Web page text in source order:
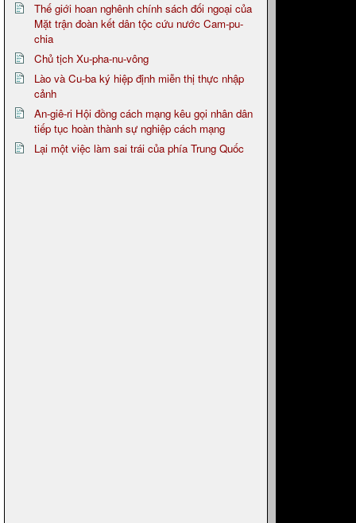
Thế giới hoan nghênh chính sách đối ngoại của
Mặt trận đoàn kết dân tộc cứu nước Cam-pu-
chia
Chủ tịch Xu-pha-nu-vông
Lào và Cu-ba ký hiệp định miễn thị thực nhập
cảnh
An-giê-ri Hội đồng cách mạng kêu gọi nhân dân
tiếp tục hoàn thành sự nghiệp cách mạng
Lại một việc làm sai trái của phía Trung Quốc